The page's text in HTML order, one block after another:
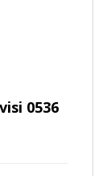
0536